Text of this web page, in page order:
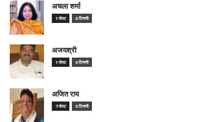
अचला शर्मा
1 पोस्ट 0 टिप्पणी
अजयश्री
1 पोस्ट 0 टिप्पणी
अजित राय
7 पोस्ट 0 टिप्पणी